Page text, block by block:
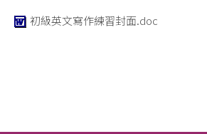
初級英文寫作練習封面.doc